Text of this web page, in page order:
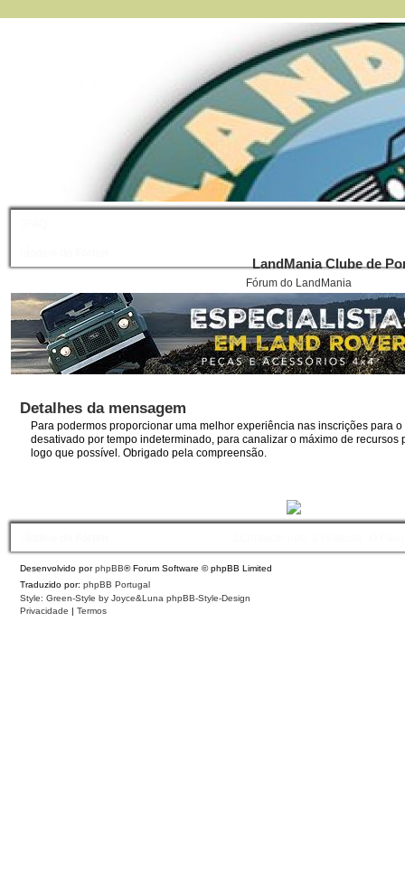
LandMania Clube de
Fórum do LandMania
Detalhes da mensagem
Para podermos proporcionar uma melhor experiência nas inscrições para
desativado por tempo indeterminado, para canalizar o máximo de recursos
logo que possível. Obrigado pela compreensão.
Desenvolvido porphpBB® Forum Software © phpBB Limited
Traduzido por: phpBB Portugal
Style: Green-Style by Joyce&Luna phpBB-Style-Design
Privacidade | Termos